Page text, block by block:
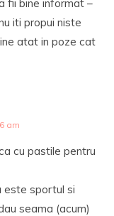
fii bine informat –
iti propui niste
atat in poze cat
am
cu pastile pentru
este sportul si
seama (acum)